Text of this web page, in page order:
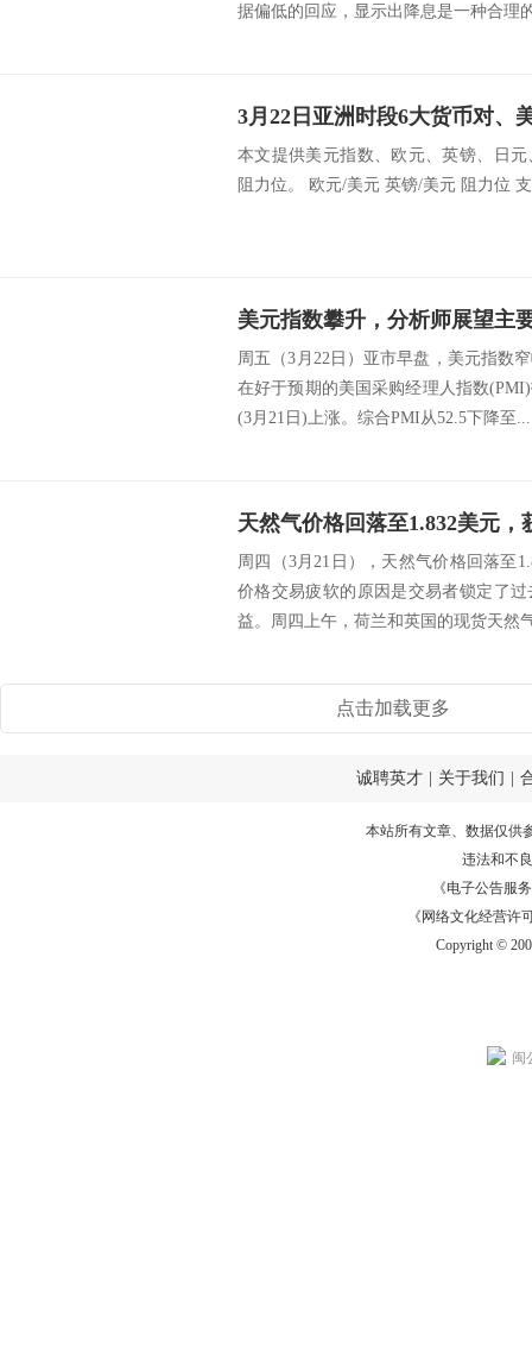
据偏低的回应，显示出降息是一种合理
本文提供美元指数、欧元、英镑、日
阻力位。 欧元/美元 英镑/美元 阻力位
美元指数攀升，分析师展望主
周五（3月22日）亚市早盘，美元指数
在好于预期的美国采购经理人指数
(3月21日)上涨。综合PMI从52.5下降至...
天然气价格回落至1.832美元，
周四（3月21日），天然气价格回落至
价格交易疲软的原因是交易者锁定了
益。周四上午，荷兰和英国的现货天然
点击加载更多
诚聘英才 关于我们
本站所有文章、数据仅供
违法和不
《电子公告服务
《网络文化经营许
Copyright ©
闽